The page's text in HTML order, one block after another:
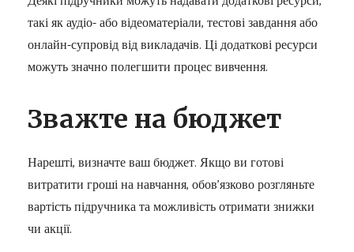
такі як аудіо- або відеоматеріали, тестові завдання або
онлайн-супровід від викладачів. Ці додаткові ресурси
можуть значно полегшити процес вивчення.
Зважте на бюджет
Нарешті, визначте ваш бюджет. Якщо ви готові
витратити гроші на навчання, обов’язково розгляньте
вартість підручника та можливість отримати знижки
чи акції.